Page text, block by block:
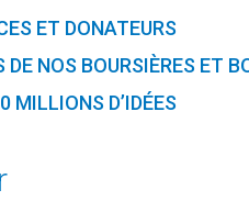
ET DONATEURS
NOS BOURSIÈRES ET
MILLIONS D’IDÉES